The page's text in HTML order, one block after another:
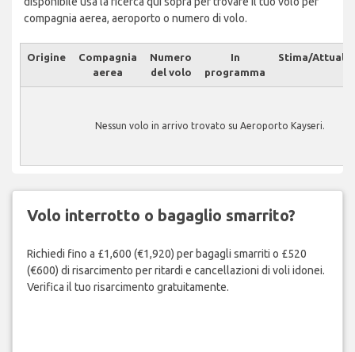
compagnia aerea, aeroporto o numero di volo.
Origine
Compagnia
aerea
Numero
del volo
In
programma
Stima/Attuale
Nessun volo in arrivo trovato su Aeroporto Kayseri.
Volo interrotto o bagaglio smarrito?
Richiedi fino a £1,600 (€1,920) per bagagli smarriti o £520
(€600) di risarcimento per ritardi e cancellazioni di voli idonei.
Verifica il tuo risarcimento gratuitamente.